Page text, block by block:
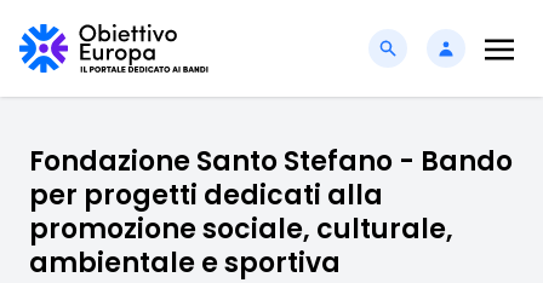
Fondazione Santo Stefano - Bando
per progetti dedicati alla
promozione sociale, culturale,
ambientale e sportiva